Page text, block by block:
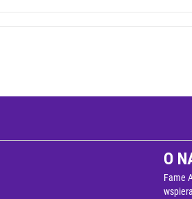
O
Fame